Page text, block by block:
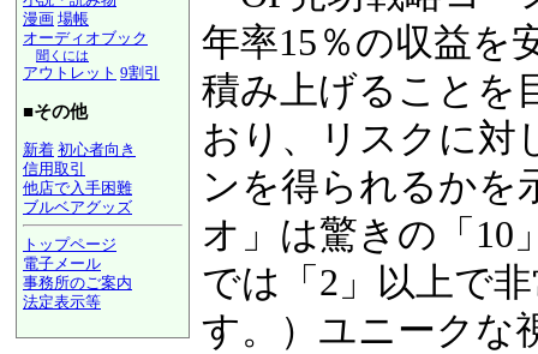
漫画 場帳
オーディオブック
聞くには
アウトレット 9割引
■その他
新着 初心者向き
信用取引
他店で入手困難
ブルベアグッズ
トップページ
電子メール
事務所のご案内
法定表示等
『OP売坊戦略コー
年率15％の収益を
積み上げることを
おり、リスクに対
ンを得られるかを
オ」は驚きの「10
では「2」以上で